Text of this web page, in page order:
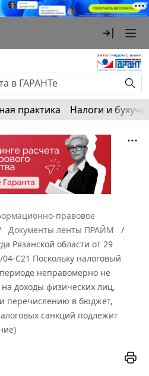
практика Налоги и
правовое
Документы ленты ПРАЙМ
Рязанской области от 29
С21 Поскольку налоговый
неправомерно не
доходы физических лиц,
перечислению в бюджет,
санкций подлежит